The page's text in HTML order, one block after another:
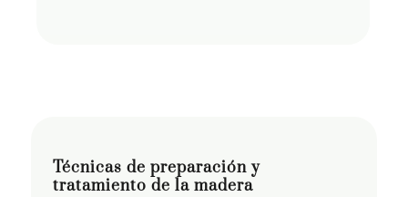
Técnicas de preparación y
tratamiento de la madera